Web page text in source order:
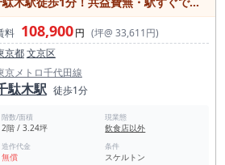
料 108,900円 (坪@ 33,611円)
京都文京区
京メトロ千代田線
駄木駅 徒歩1分
階数/面積
2階 / 3.24坪
現業態
飲食店以外
造作代金
無償
条件
スケルトン